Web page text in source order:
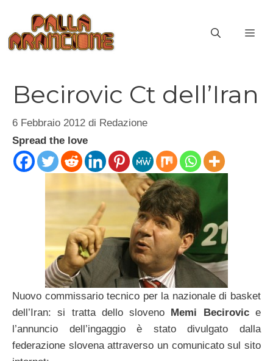
contenuto
Becirovic Ct dell’Iran
6 Febbraio 2012 di Redazione
Spread the love
Nuovo commissario tecnico per la nazionale di basket
dell’Iran: si tratta dello sloveno
Memi Becirovice
l’annuncio dell’ingaggio è stato divulgato dalla
federazione slovena attraverso un comunicato sul sito